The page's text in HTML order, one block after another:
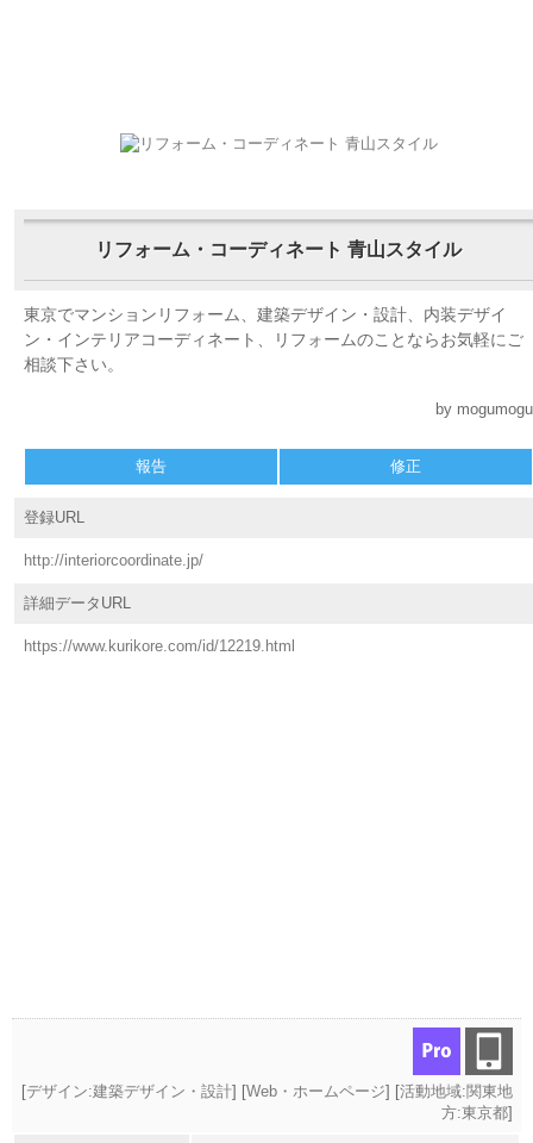
リフォーム・コーディネート 青山スタイル
東京でマンションリフォーム、建築デザイン・設計、内装デザイ
ン・インテリアコーディネート、リフォームのことならお気軽にご
相談下さい。
by mogumogu
報告 修正
登録URL
http://interiorcoordinate.jp/
詳細データURL
https://www.kurikore.com/id/12219.html
[デザイン:建築デザイン・設計] [Web・ホームページ] [活動地域:関東地
方:東京都]